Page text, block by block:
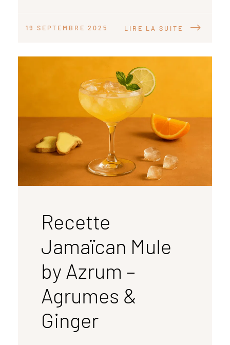
19 SEPTEMBRE 2025 LIRE LA SUITE
Recette
Jamaïcan Mule
by Azrum –
Agrumes &
Ginger